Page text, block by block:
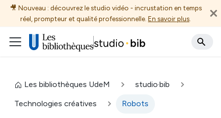
🎥 Nouveau : découvrez le studio vidéo - incrustation en temps
réel, prompteur et qualité professionnelle. En savoir plus
Les bibliothèques UdeM studio·bib
Technologies créatives Robots